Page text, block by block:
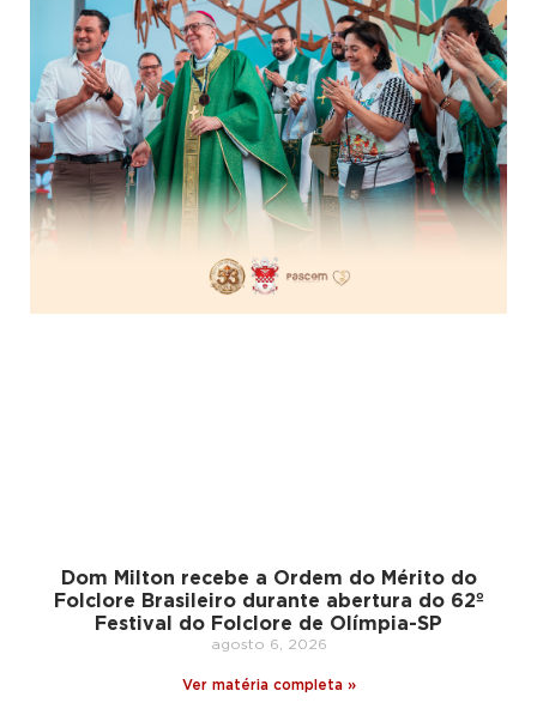
Dom Milton recebe a Ordem do Mérito do
Folclore Brasileiro durante abertura do 62º
Festival do Folclore de Olímpia-SP
agosto 6, 2026
Ver matéria completa »